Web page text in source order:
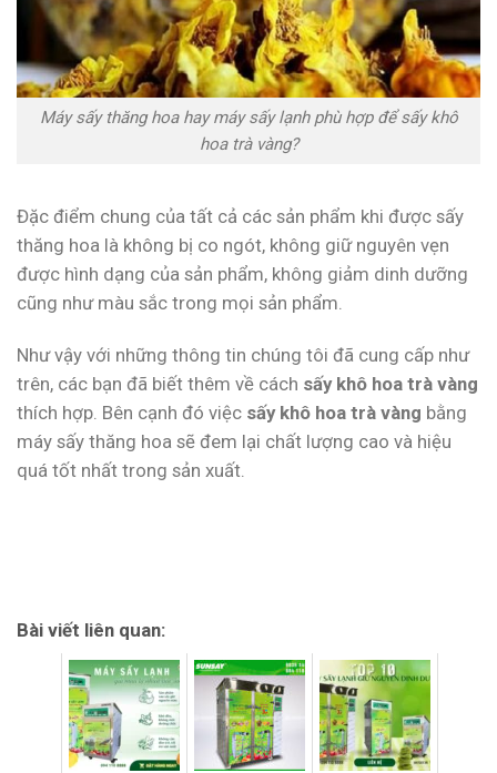
Máy sấy thăng hoa hay máy sấy lạnh phù hợp để sấy khô
hoa trà vàng?
Đặc điểm chung của tất cả các sản phẩm khi được sấy
thăng hoa là không bị co ngót, không giữ nguyên vẹn
được hình dạng của sản phẩm, không giảm dinh dưỡng
cũng như màu sắc trong mọi sản phẩm.
Như vậy với những thông tin chúng tôi đã cung cấp như
trên, các bạn đã biết thêm về cách sấy khô hoa trà vàng
thích hợp. Bên cạnh đó việc sấy khô hoa trà vàng bằng
máy sấy thăng hoa sẽ đem lại chất lượng cao và hiệu
quá tốt nhất trong sản xuất.
Bài viết liên quan: